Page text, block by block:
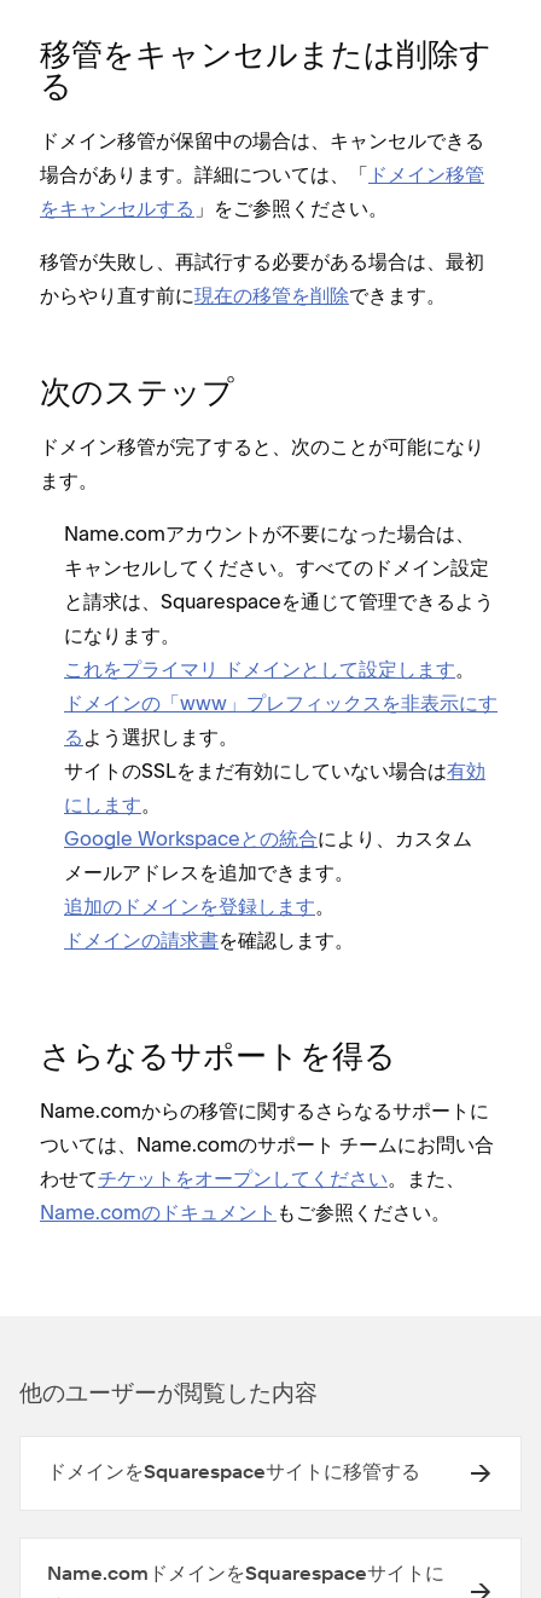
移管をキ⁠ャンセルまたは削除す
る
ドメイン移管が保留中の場合は⁠、キ⁠ャンセルできる
場合があります⁠。詳細については⁠、「⁠ ドメイン移管
をキ⁠ャンセルする ⁠」をご参照ください⁠。
移管が失敗し⁠、再試行する必要がある場合は⁠、最初
からやり直す前に現在の移管を削除できます⁠。
次のステ⁠ップ
ドメイン移管が完了すると⁠、次のことが可能になり
ます⁠。
Name⁠.comアカウントが不要にな⁠った場合は⁠、
キ⁠ャンセルしてください⁠。すべてのドメイン設定
と請求は⁠、Squarespaceを通じて管理できるよう
になります⁠。
これをプライマリ ドメインとして設定します⁠。
ドメインの「⁠www⁠」プレフ⁠ィ⁠ックスを非表示にす
る よう選択します⁠。
サイトのSSLをまだ有効にしていない場合は有効
にします⁠。
Google Workspaceとの統合により⁠、カスタム
メ⁠ールアドレスを追加できます⁠。
追加のドメインを登録します⁠。
ドメインの請求書を確認します⁠。
さらなるサポ⁠ートを得る
Name⁠.comからの移管に関するさらなるサポ⁠ートに
ついては⁠、Name⁠.comのサポ⁠ート チ⁠ームにお問い合
わせてチケ⁠ットをオ⁠ープンしてください⁠。また⁠、
Name⁠.comのドキ⁠ュメント もご参照ください⁠。
他のユ⁠ーザ⁠ーが閲覧した内容
ドメインをSquarespaceサイトに移管する
Name.comドメインをSquarespaceサイトに